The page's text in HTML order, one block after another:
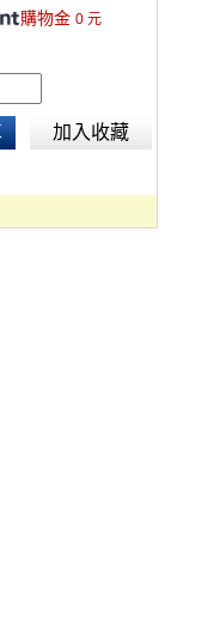
購物金 0元
加入收藏